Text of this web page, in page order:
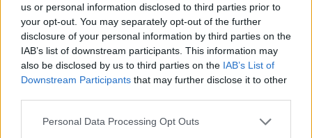
us or personal information disclosed to third parties prior to
your opt-out. You may separately opt-out of the further
disclosure of your personal information by third parties on the
IAB’s list of downstream participants. This information may
also be disclosed by us to third parties on the IAB’s List of
Downstream Participants that may further disclose it to other
Personal Data Processing Opt Outs
Φωτ.: Naja Bertolt Jensen / Unsplash
Ηβιομηχανία χάρτινης συσκευασίας, η οποία είχε
προηγουμένως στοχοποιηθεί από σαρωτικές
απαγορεύσεις για διάφορα είδη συσκευασίας μιας
χρήσης, έχει πλέον ξεφύγει από αυτές τις διατάξεις,